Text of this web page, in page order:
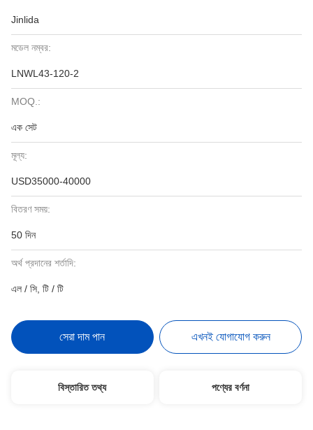
Jinlida
মডেল নম্বর:
LNWL43-120-2
MOQ.:
এক সেট
মূল্য:
USD35000-40000
বিতরণ সময়:
50 দিন
অর্থ প্রদানের শর্তাদি:
এল / সি, টি / টি
সেরা দাম পান এখনই যোগাযোগ করুন
বিস্তারিত তথ্য পণ্যের বর্ণনা